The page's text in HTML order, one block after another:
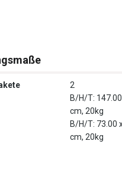
2
B/H/T:
cm, 20kg
B/H/T: 73.00
cm, 20kg